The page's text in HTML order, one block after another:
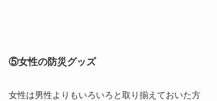
⑤女性の防災グッズ
女性は男性よりもいろいろと取り揃えておいた方